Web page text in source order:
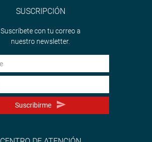
SUSCRIPCIÓN
Suscríbete con tu correo a
nuestro newsletter.
Suscribirme